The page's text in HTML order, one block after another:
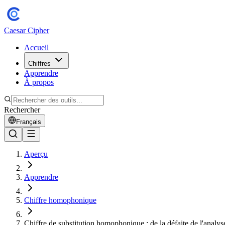
Caesar Cipher
Accueil
Chiffres
Apprendre
À propos
Rechercher
Français
Aperçu
Apprendre
Chiffre homophonique
Chiffre de substitution homophonique : de la défaite de